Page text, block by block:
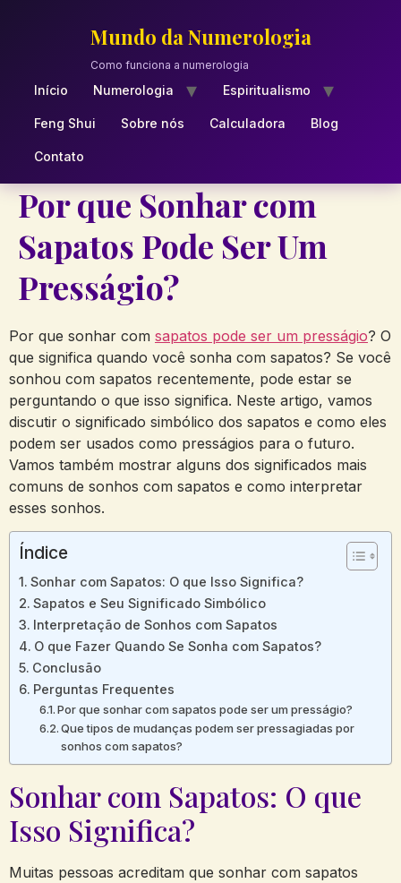
Mundo da Numerologia
Como funciona a numerologia
Início Numerologia Espiritualismo
Feng Shui Sobre nós Calculadora Blog
Contato
Por que Sonhar com
Sapatos Pode Ser Um
Presságio?
Por que sonhar com sapatos pode ser um presságio? O
que significa quando você sonha com sapatos? Se você
sonhou com sapatos recentemente, pode estar se
perguntando o que isso significa. Neste artigo, vamos
discutir o significado simbólico dos sapatos e como eles
podem ser usados como presságios para o futuro.
Vamos também mostrar alguns dos significados mais
comuns de sonhos com sapatos e como interpretar
esses sonhos.
Índice
Sonhar com Sapatos: O que Isso Significa?
Sapatos e Seu Significado Simbólico
Interpretação de Sonhos com Sapatos
O que Fazer Quando Se Sonha com Sapatos?
Conclusão
Perguntas Frequentes
Por que sonhar com sapatos pode ser um presságio?
Que tipos de mudanças podem ser pressagiadas por
sonhos com sapatos?
Sonhar com Sapatos: O que
Isso Significa?
Muitas pessoas acreditam que sonhar com sapatos